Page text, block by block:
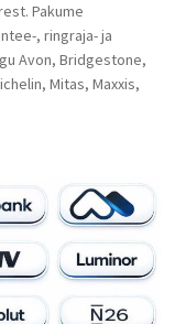
Pakume
, ringraja- ja
Avon, Bridgestone,
Mitas, Maxxis,